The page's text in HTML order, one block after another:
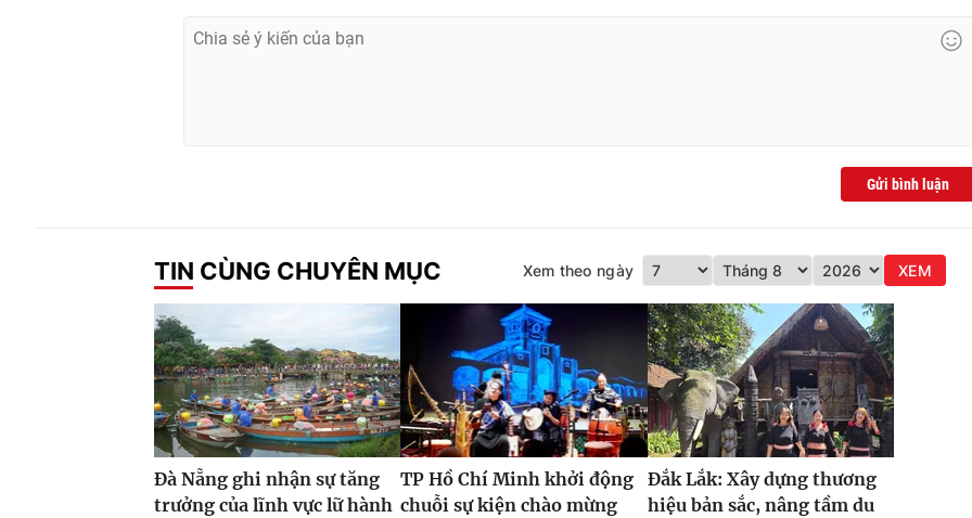
Gửi bình luận
TIN CÙNG CHUYÊN MỤC Xem theo ngày XEM
Đà Nẵng ghi nhận sự tăng
trưởng của lĩnh vực lữ hành
TP Hồ Chí Minh khởi động
chuỗi sự kiện chào mừng
Đắk Lắk: Xây dựng thương
hiệu bản sắc, nâng tầm du